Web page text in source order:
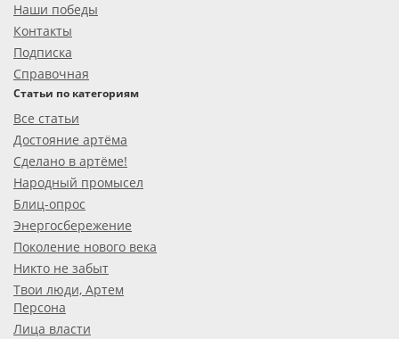
Наши победы
Контакты
Подписка
Справочная
Статьи по категориям
Все статьи
Достояние артёма
Сделано в артёме!
Народный промысел
Блиц-опрос
Энергосбережение
Поколение нового века
Никто не забыт
Твои люди, Артем
Персона
Лица власти